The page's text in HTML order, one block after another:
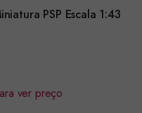
PSP Escala 1:43
ver preço